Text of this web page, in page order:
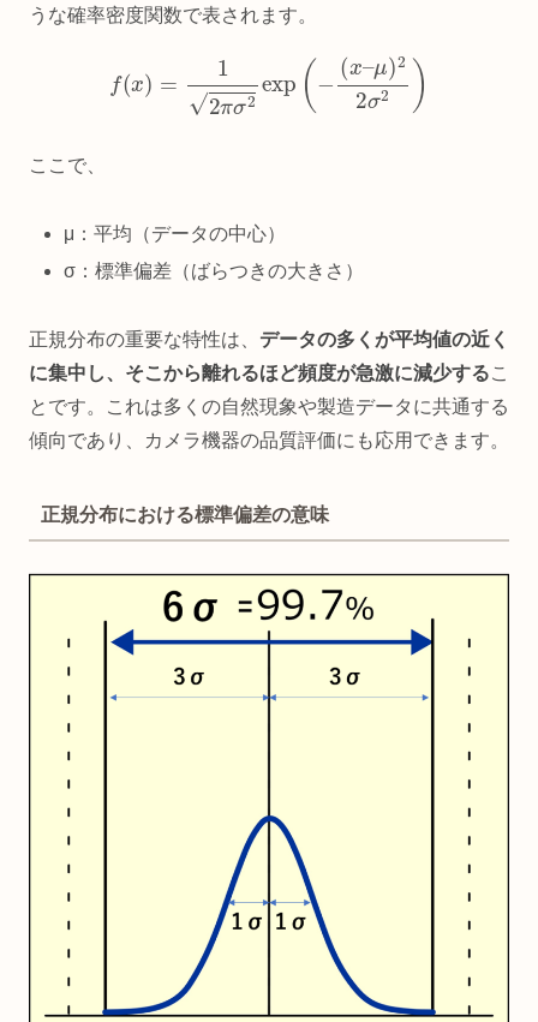
うな確率密度関数で表されます。
σ x μ) σ2 )
ここで、
μ：平均（データの中心）
σ：標準偏差（ばらつきの大きさ）
正規分布の重要な特性は、 データの多くが平均値の近く
に集中し、そこから離れるほど頻度が急激に減少するこ
とです。これは多くの自然現象や製造データに共通する
傾向であり、カメラ機器の品質評価にも応用できます。
正規分布における標準偏差の意味